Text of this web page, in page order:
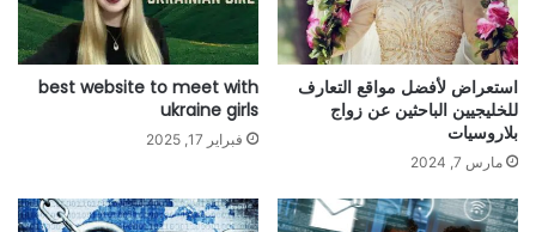
استعراض لأفضل مواقع التعارف
للخليجيين الباحثين عن زواج
بلاروسيات
مارس 7, 2024
best website to meet with
ukraine girls
فبراير 17, 2025